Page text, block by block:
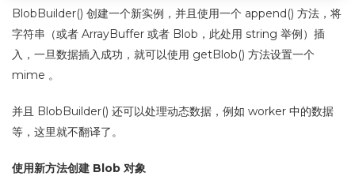
BlobBuilder() 创建一个新实例，并且使用一个 append() 方法，将
字符串（或者 ArrayBuffer 或者 Blob，此处用 string 举例）插
入，一旦数据插入成功，就可以使用 getBlob() 方法设置一个
mime 。
并且 BlobBuilder() 还可以处理动态数据，例如 worker 中的数据
等，这里就不翻译了。
使用新方法创建 Blob 对象